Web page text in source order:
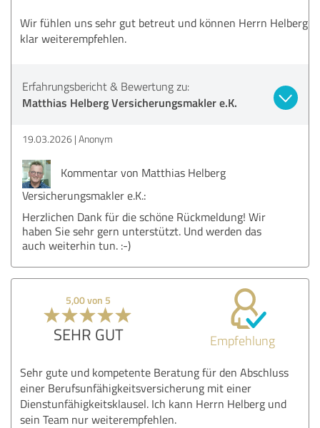
Wir fühlen uns sehr gut betreut und können Herrn Helberg
klar weiterempfehlen.
Erfahrungsbericht & Bewertung zu:
Matthias Helberg Versicherungsmakler e.K.
19.03.2026 Anonym
Kommentar von Matthias Helberg
Versicherungsmakler e.K.:
Herzlichen Dank für die schöne Rückmeldung! Wir
haben Sie sehr gern unterstützt. Und werden das
auch weiterhin tun. :-)
5,00 von 5
SEHR GUT Empfehlung
Sehr gute und kompetente Beratung für den Abschluss
einer Berufsunfähigkeitsversicherung mit einer
Dienstunfähigkeitsklausel. Ich kann Herrn Helberg und
sein Team nur weiterempfehlen.